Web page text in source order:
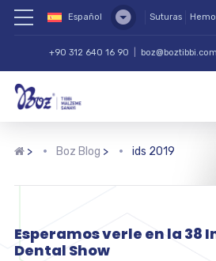
Español Suturas
+90 312 640 16 90 boz@boztibbi.com
> Boz Blog > ids 2019
Esperamos verle en la
Dental Show